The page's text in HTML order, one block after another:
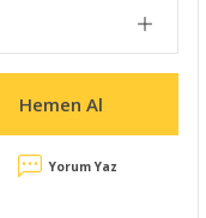
Hemen Al
Yorum Yaz